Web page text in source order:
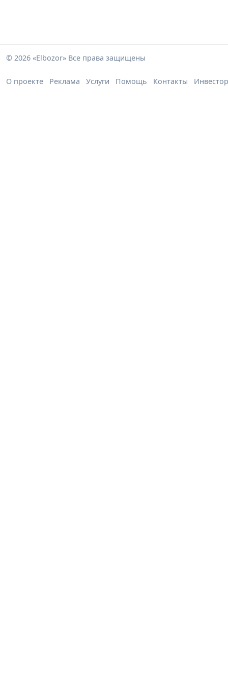
© 2026 «Elbozor» Все права защищены
О проекте Реклама Услуги Помощь Контакты